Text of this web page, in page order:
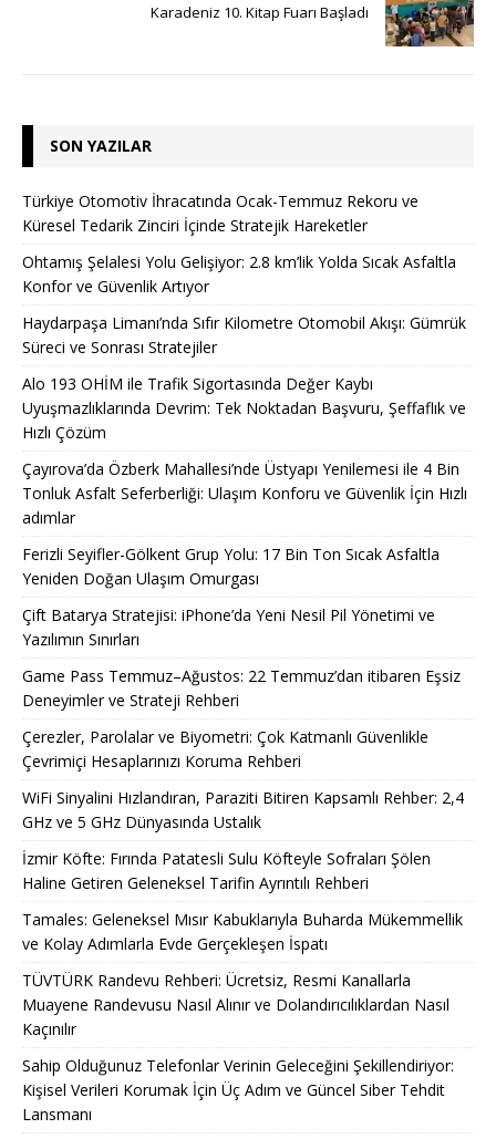
Karadeniz 10. Kitap Fuarı Başladı
SON YAZILAR
Türkiye Otomotiv İhracatında Ocak-Temmuz Rekoru ve
Küresel Tedarik Zinciri İçinde Stratejik Hareketler
Ohtamış Şelalesi Yolu Gelişiyor: 2.8 km’lik Yolda Sıcak Asfaltla
Konfor ve Güvenlik Artıyor
Haydarpaşa Limanı’nda Sıfır Kilometre Otomobil Akışı: Gümrük
Süreci ve Sonrası Stratejiler
Alo 193 OHİM ile Trafik Sigortasında Değer Kaybı
Uyuşmazlıklarında Devrim: Tek Noktadan Başvuru, Şeffaflık ve
Hızlı Çözüm
Çayırova’da Özberk Mahallesi’nde Üstyapı Yenilemesi ile 4 Bin
Tonluk Asfalt Seferberliği: Ulaşım Konforu ve Güvenlik İçin Hızlı
adımlar
Ferizli Seyifler-Gölkent Grup Yolu: 17 Bin Ton Sıcak Asfaltla
Yeniden Doğan Ulaşım Omurgası
Çift Batarya Stratejisi: iPhone’da Yeni Nesil Pil Yönetimi ve
Yazılımın Sınırları
Game Pass Temmuz–Ağustos: 22 Temmuz’dan itibaren Eşsiz
Deneyimler ve Strateji Rehberi
Çerezler, Parolalar ve Biyometri: Çok Katmanlı Güvenlikle
Çevrimiçi Hesaplarınızı Koruma Rehberi
WiFi Sinyalini Hızlandıran, Paraziti Bitiren Kapsamlı Rehber: 2,4
GHz ve 5 GHz Dünyasında Ustalık
İzmir Köfte: Fırında Patatesli Sulu Köfteyle Sofraları Şölen
Haline Getiren Geleneksel Tarifin Ayrıntılı Rehberi
Tamales: Geleneksel Mısır Kabuklarıyla Buharda Mükemmellik
ve Kolay Adımlarla Evde Gerçekleşen İspatı
TÜVTÜRK Randevu Rehberi: Ücretsiz, Resmi Kanallarla
Muayene Randevusu Nasıl Alınır ve Dolandırıcılıklardan Nasıl
Kaçınılır
Sahip Olduğunuz Telefonlar Verinin Geleceğini Şekillendiriyor:
Kişisel Verileri Korumak İçin Üç Adım ve Güncel Siber Tehdit
Lansmanı